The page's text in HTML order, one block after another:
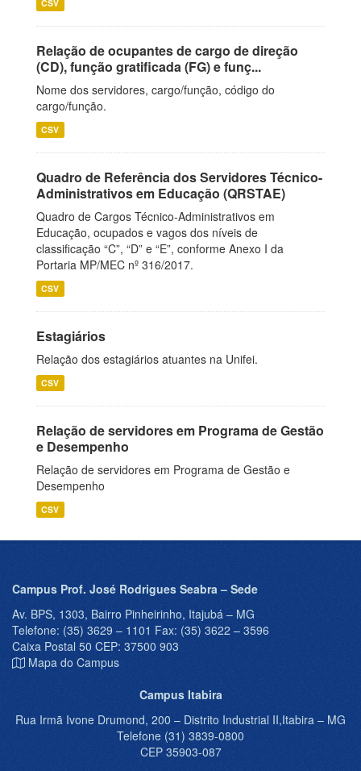
CSV
Relação de ocupantes de cargo de direção
(CD), função gratificada (FG) e funç...
Nome dos servidores, cargo/função, código do
cargo/função.
CSV
Quadro de Referência dos Servidores Técnico-
Administrativos em Educação (QRSTAE)
Quadro de Cargos Técnico-Administrativos em
Educação, ocupados e vagos dos níveis de
classificação “C”, “D” e “E”, conforme Anexo I da
Portaria MP/MEC nº 316/2017.
CSV
Estagiários
Relação dos estagiários atuantes na Unifei.
CSV
Relação de servidores em Programa de Gestão
e Desempenho
Relação de servidores em Programa de Gestão e
Desempenho
CSV
Campus Prof. José Rodrigues Seabra – Sede
Av. BPS, 1303, Bairro Pinheirinho, Itajubá – MG
Telefone: (35) 3629 – 1101 Fax: (35) 3622 – 3596
Caixa Postal 50 CEP: 37500 903
Mapa do Campus
Campus Itabira
Rua Irmã Ivone Drumond, 200 – Distrito Industrial II,Itabira – MG
Telefone (31) 3839-0800
CEP 35903-087